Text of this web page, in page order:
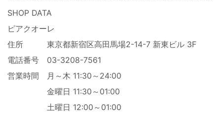
SHOP DATA
ピアクオーレ
住所 東京都新宿区高田馬場2-14-7 新東ビル 3F
電話番号 03-3208-7561
営業時間 月～木 11:30～24:00
金曜日 11:30～01:00
土曜日 12:00～01:00